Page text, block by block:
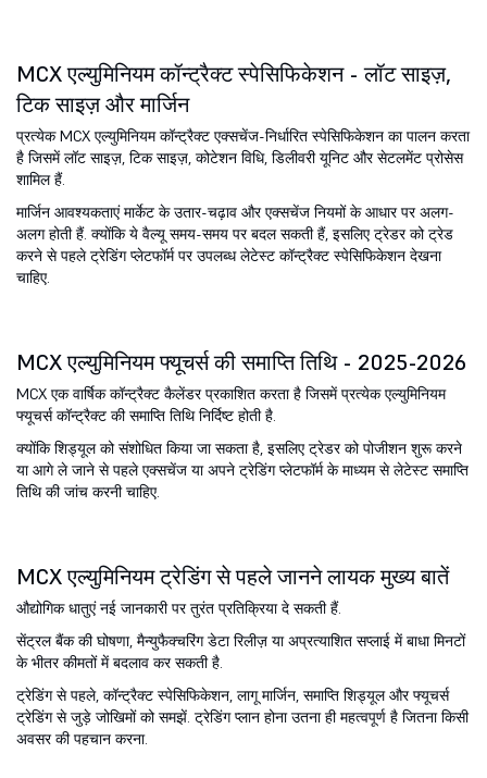
MCX एल्युमिनियम कॉन्ट्रैक्ट स्पेसिफिकेशन - लॉट साइज़,
टिक साइज़ और मार्जिन
प्रत्येक MCX एल्युमिनियम कॉन्ट्रैक्ट एक्सचेंज-निर्धारित स्पेसिफिकेशन का पालन करता
है जिसमें लॉट साइज़, टिक साइज़, कोटेशन विधि, डिलीवरी यूनिट और सेटलमेंट प्रोसेस
शामिल हैं.
मार्जिन आवश्यकताएं मार्केट के उतार-चढ़ाव और एक्सचेंज नियमों के आधार पर अलग-
अलग होती हैं. क्योंकि ये वैल्यू समय-समय पर बदल सकती हैं, इसलिए ट्रेडर को ट्रेड
करने से पहले ट्रेडिंग प्लेटफॉर्म पर उपलब्ध लेटेस्ट कॉन्ट्रैक्ट स्पेसिफिकेशन देखना
चाहिए.
MCX एल्युमिनियम फ्यूचर्स की समाप्ति तिथि - 2025-2026
MCX एक वार्षिक कॉन्ट्रैक्ट कैलेंडर प्रकाशित करता है जिसमें प्रत्येक एल्युमिनियम
फ्यूचर्स कॉन्ट्रैक्ट की समाप्ति तिथि निर्दिष्ट होती है.
क्योंकि शिड्यूल को संशोधित किया जा सकता है, इसलिए ट्रेडर को पोजीशन शुरू करने
या आगे ले जाने से पहले एक्सचेंज या अपने ट्रेडिंग प्लेटफॉर्म के माध्यम से लेटेस्ट समाप्ति
तिथि की जांच करनी चाहिए.
MCX एल्युमिनियम ट्रेडिंग से पहले जानने लायक मुख्य बातें
औद्योगिक धातुएं नई जानकारी पर तुरंत प्रतिक्रिया दे सकती हैं.
सेंट्रल बैंक की घोषणा, मैन्युफैक्चरिंग डेटा रिलीज़ या अप्रत्याशित सप्लाई में बाधा मिनटों
के भीतर कीमतों में बदलाव कर सकती है.
ट्रेडिंग से पहले, कॉन्ट्रैक्ट स्पेसिफिकेशन, लागू मार्जिन, समाप्ति शिड्यूल और फ्यूचर्स
ट्रेडिंग से जुड़े जोखिमों को समझें. ट्रेडिंग प्लान होना उतना ही महत्वपूर्ण है जितना किसी
अवसर की पहचान करना.